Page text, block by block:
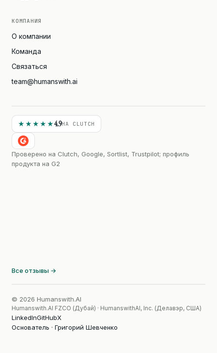
КОМПАНИЯ
О компании
Команда
Связаться
team@humanswith.ai
★★★★★4.9НА CLUTCH
Проверено на Clutch, Google, Sortlist, Trustpilot; профиль
продукта на G2
Все отзывы →
© 2026 Humanswith.AI
Humanswith.AI FZCO (Дубай) · HumanswithAI, Inc. (Делавэр, США)
LinkedInGitHubX
Основатель · Григорий Шевченко